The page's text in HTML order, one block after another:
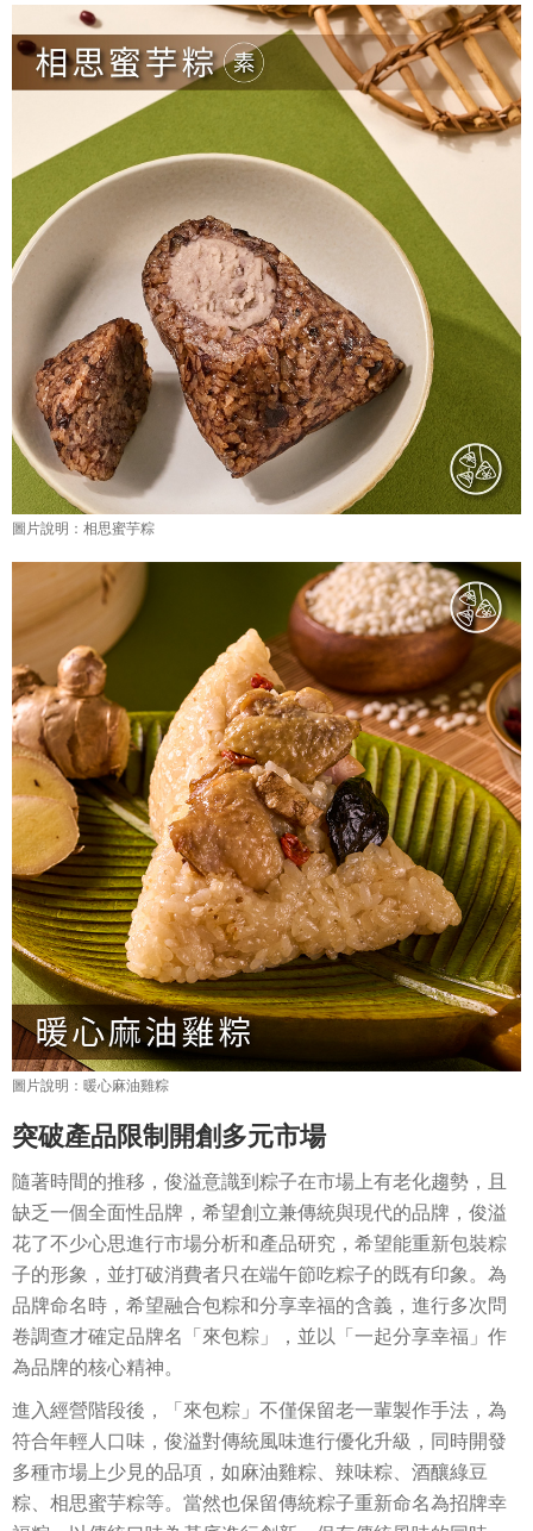
突破產品限制開創多元市場
隨著時間的推移，俊溢意識到粽子在市場上有老化趨勢，且
缺乏一個全面性品牌，希望創立兼傳統與現代的品牌，俊溢
花了不少心思進行市場分析和產品研究，希望能重新包裝粽
子的形象，並打破消費者只在端午節吃粽子的既有印象。為
品牌命名時，希望融合包粽和分享幸福的含義，進行多次問
卷調查才確定品牌名「來包粽」，並以「一起分享幸福」作
為品牌的核心精神。
進入經營階段後，「來包粽」不僅保留老一輩製作手法，為
符合年輕人口味，俊溢對傳統風味進行優化升級，同時開發
多種市場上少見的品項，如麻油雞粽、辣味粽、酒釀綠豆
粽、相思蜜芋粽等。當然也保留傳統粽子重新命名為招牌幸